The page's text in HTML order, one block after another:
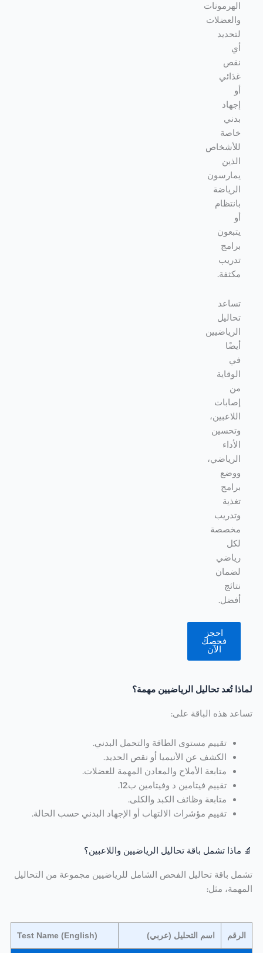
الهرمونات
والعضلات
لتحديد
أي
نقص
غذائي
أو
إجهاد
بدني
خاصة
للأشخاص
الذين
يمارسون
الرياضة
بانتظام
أو
يتبعون
برامج
تدريب
مكثفة.
تساعد
تحاليل
الرياضيين
أيضًا
في
الوقاية
من
إصابات
اللاعبين،
وتحسين
الأداء
الرياضي،
ووضع
برامج
تغذية
وتدريب
مخصصة
لكل
رياضي
لضمان
نتائج
أفضل.
احجز
فحصك
الآن
لماذا تُعد تحاليل الرياضيين مهمة؟
تساعد هذه الباقة على:
تقييم مستوى الطاقة والتحمل البدني.
الكشف عن الأنيميا أو نقص الحديد.
متابعة الأملاح والمعادن المهمة للعضلات.
تقييم فيتامين د وفيتامين ب12.
متابعة وظائف الكبد والكلى.
تقييم مؤشرات الالتهاب أو الإجهاد البدني حسب الحالة.
🔬 ماذا تشمل باقة تحاليل الرياضيين واللاعبين؟
تشمل باقة تحاليل الفحص الشامل للرياضيين مجموعة من التحاليل
المهمة، مثل:
الرقم اسم التحليل (عربي) Test Name (English)